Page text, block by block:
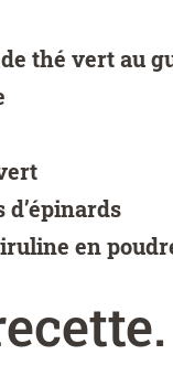
thé vert au
d’épinards
en
.